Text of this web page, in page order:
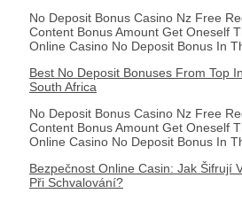
No Deposit Bonus Casino Nz Free
Content Bonus Amount Get Oneself
Online Casino No Deposit Bonus In
Best No Deposit Bonuses From Top
South Africa
No Deposit Bonus Casino Nz Free
Content Bonus Amount Get Oneself
Online Casino No Deposit Bonus In
Bezpečnost Online Casin: Jak Šifrují
Při Schvalování?